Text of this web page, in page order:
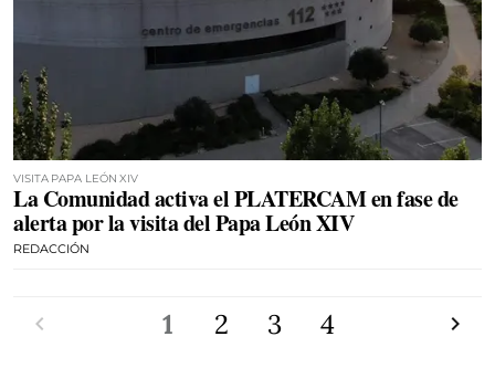
VISITA PAPA LEÓN XIV
La Comunidad activa el PLATERCAM en fase de
alerta por la visita del Papa León XIV
REDACCIÓN
1 2 3 4